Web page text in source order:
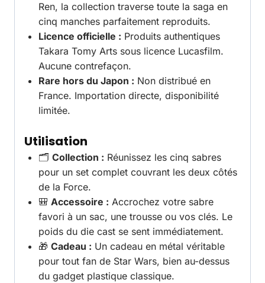
Ren, la collection traverse toute la saga en
cinq manches parfaitement reproduits.
Licence officielle : Produits authentiques
Takara Tomy Arts sous licence Lucasfilm.
Aucune contrefaçon.
Rare hors du Japon : Non distribué en
France. Importation directe, disponibilité
limitée.
Utilisation
🗂️ Collection : Réunissez les cinq sabres
pour un set complet couvrant les deux côtés
de la Force.
🎒 Accessoire : Accrochez votre sabre
favori à un sac, une trousse ou vos clés. Le
poids du die cast se sent immédiatement.
🎁 Cadeau : Un cadeau en métal véritable
pour tout fan de Star Wars, bien au-dessus
du gadget plastique classique.